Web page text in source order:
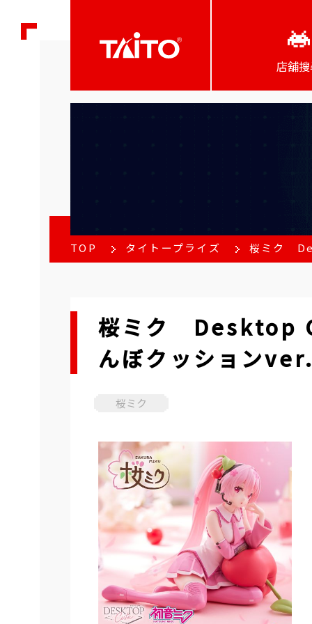
店舖
TOP タイトープライズ 桜ミク
桜ミク Desktop
んぼクッション
桜ミク